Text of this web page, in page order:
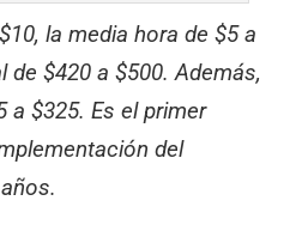
la media hora de $5 a
de $420 a $500. Además,
a $325. Es el primer
del